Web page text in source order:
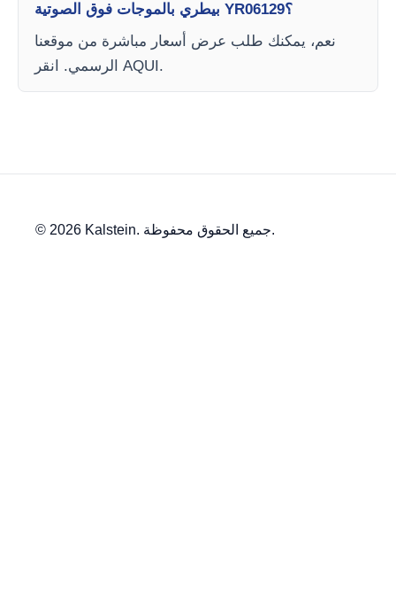
بيطري بالموجات فوق الصوتية YR06129؟
نعم، يمكنك طلب عرض أسعار مباشرة من موقعنا
الرسمي. انقر AQUI.
© 2026 Kalstein. جميع الحقوق محفوظة.